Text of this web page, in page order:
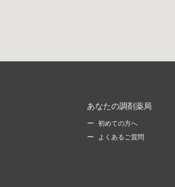
あなたの調剤薬局
初めての方へ
よくあるご質問